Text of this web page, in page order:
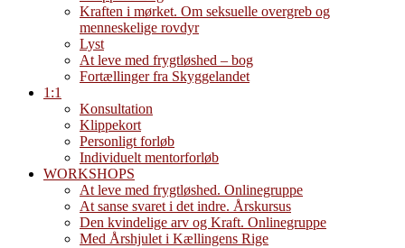
Kraften i mørket. Om seksuelle overgreb og
menneskelige rovdyr
Lyst
At leve med frygtløshed – bog
Fortællinger fra Skyggelandet
1:1
Konsultation
Klippekort
Personligt forløb
Individuelt mentorforløb
WORKSHOPS
At leve med frygtløshed. Onlinegruppe
At sanse svaret i det indre. Årskursus
Den kvindelige arv og Kraft. Onlinegruppe
Med Årshjulet i Kællingens Rige